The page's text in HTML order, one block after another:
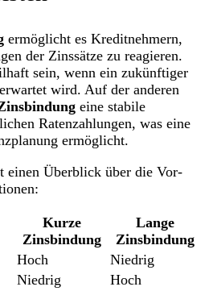
ermöglicht es Kreditnehmern,
der Zinssätze zu reagieren.
sein, wenn ein zukünftiger
wird. Auf der anderen
eine stabile
Ratenzahlungen, was eine
ermöglicht.
einen Überblick über die Vor-
Kurze
Zinsbindung
Lange
Zinsbindung
Hoch
Niedrig
Niedrig
Hoch